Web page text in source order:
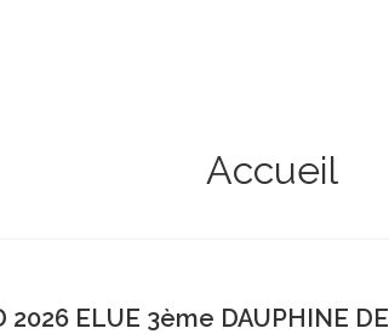
Accueil
2026 ELUE 3ème DAUPHINE